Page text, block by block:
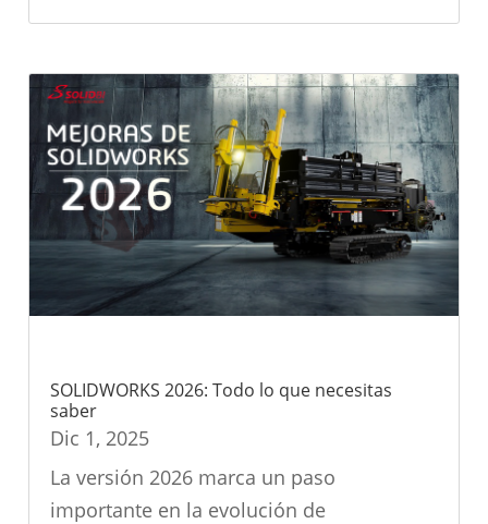
SOLIDWORKS 2026: Todo lo que necesitas
saber
Dic 1, 2025
La versión 2026 marca un paso
importante en la evolución de